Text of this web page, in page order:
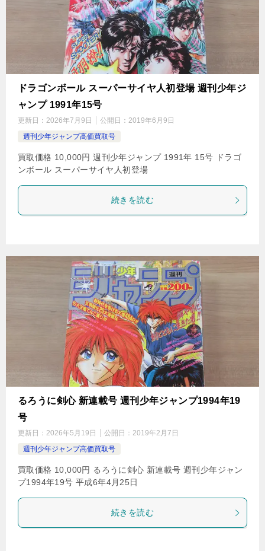
ドラゴンボール スーパーサイヤ人初登場 週刊少年ジ
ャンプ 1991年15号
更新日： 2026年7月9日 公開日： 2019年6月9日
週刊少年ジャンプ高価買取号
買取価格 10,000円 週刊少年ジャンプ 1991年 15号 ドラゴ
ンボール スーパーサイヤ人初登場
続きを読む
るろうに剣心 新連載号 週刊少年ジャンプ1994年19
号
更新日： 2026年5月19日 公開日： 2019年2月7日
週刊少年ジャンプ高価買取号
買取価格 10,000円 るろうに剣心 新連載号 週刊少年ジャン
プ1994年19号 平成6年4月25日
続きを読む